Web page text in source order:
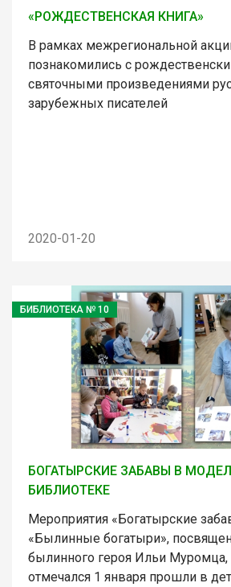
«РОЖДЕСТВЕНСКАЯ КНИГА»
В рамках межрегиональной
познакомились с
святочными произведениями
зарубежных писателей
2020-01-20
БИБЛИОТЕКА № 10
БОГАТЫРСКИЕ ЗАБАВЫ В
БИБЛИОТЕКЕ
Мероприятия «Богатырские
«Былинные богатыри»,
былинного героя Ильи
отмечался 1 января прошли в